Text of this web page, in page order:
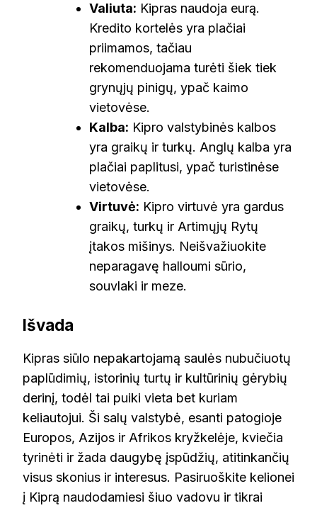
Valiuta: Kipras naudoja eurą.
Kredito kortelės yra plačiai
priimamos, tačiau
rekomenduojama turėti šiek tiek
grynųjų pinigų, ypač kaimo
vietovėse.
Kalba: Kipro valstybinės kalbos
yra graikų ir turkų. Anglų kalba yra
plačiai paplitusi, ypač turistinėse
vietovėse.
Virtuvė: Kipro virtuvė yra gardus
graikų, turkų ir Artimųjų Rytų
įtakos mišinys. Neišvažiuokite
neparagavę halloumi sūrio,
souvlaki ir meze.
Išvada
Kipras siūlo nepakartojamą saulės nubučiuotų
paplūdimių, istorinių turtų ir kultūrinių gėrybių
derinį, todėl tai puiki vieta bet kuriam
keliautojui. Ši salų valstybė, esanti patogioje
Europos, Azijos ir Afrikos kryžkelėje, kviečia
tyrinėti ir žada daugybę įspūdžių, atitinkančių
visus skonius ir interesus. Pasiruoškite kelionei
į Kiprą naudodamiesi šiuo vadovu ir tikrai